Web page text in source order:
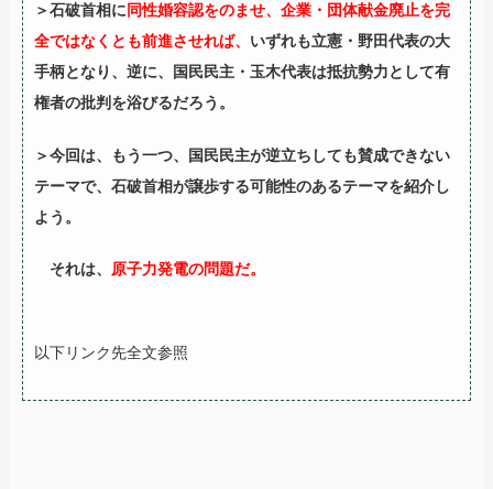
＞石破首相に同性婚容認をのませ、企業・団体献金廃止を完
全ではなくとも前進させれば、 いずれも立憲・野田代表の大
手柄となり、逆に、国民民主・玉木代表は抵抗勢力として有
権者の批判を浴びるだろう。
＞今回は、もう一つ、国民民主が逆立ちしても賛成できない
テーマで、石破首相が譲歩する可能性のあるテーマを紹介し
よう。
それは、 原子力発電の問題だ。
以下リンク先全文参照